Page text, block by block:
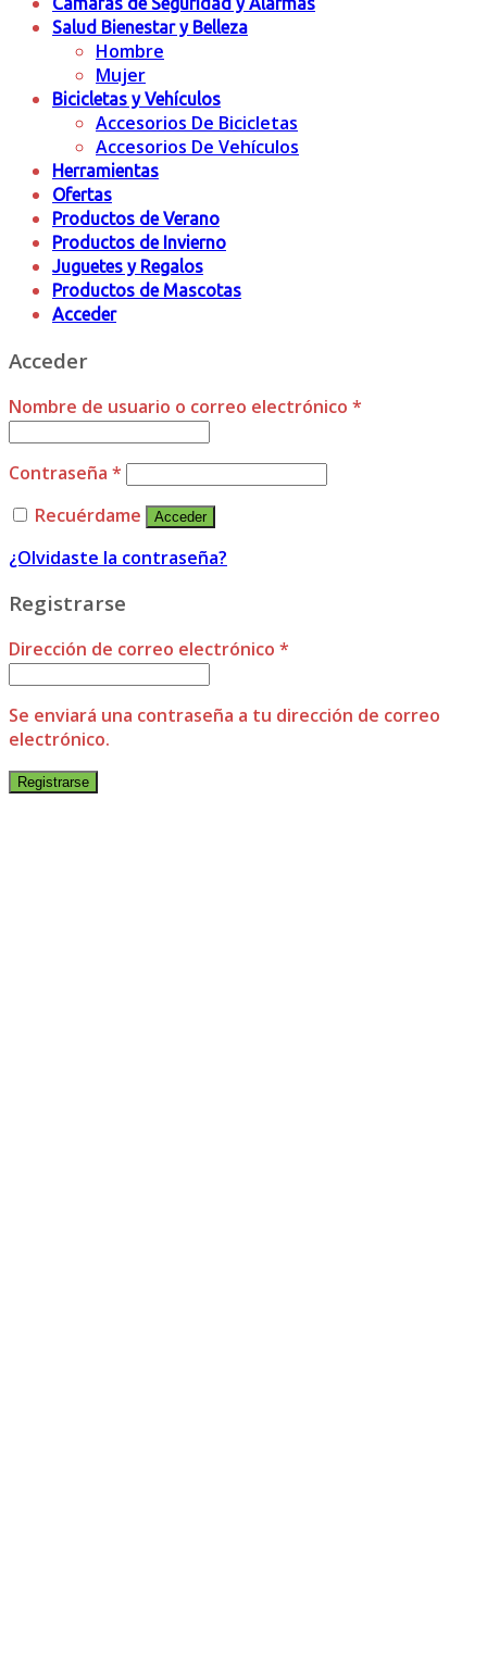
Salud Bienestar y Belleza
Hombre
Mujer
Bicicletas y Vehículos
Accesorios De Bicicletas
Accesorios De Vehículos
Herramientas
Ofertas
Productos de Verano
Productos de Invierno
Juguetes y Regalos
Productos de Mascotas
Acceder
Acceder
Nombre de usuario o correo electrónico *
Contraseña *
Recuérdame
Acceder
¿Olvidaste la contraseña?
Registrarse
Dirección de correo electrónico *
Se enviará una contraseña a tu dirección de correo
electrónico.
Registrarse